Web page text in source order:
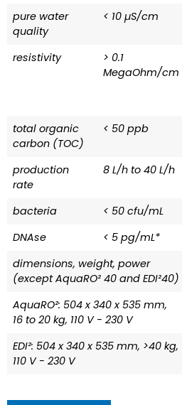
pure water
quality
< 10 µS/cm
resistivity
> 0.1
MegaOhm/cm
total organic
carbon (TOC)
< 50 ppb
production
rate
8 L/h to 40 L/h
bacteria < 50 cfu/mL
DNAse
< 5 pg/mL*
dimensions, weight, power
(except AquaRO² 40 and EDI²40)
AquaRO²: 504 x 340 x 535 mm,
16 to 20 kg, 110 V - 230 V
EDI²: 504 x 340 x 535 mm, >40 kg,
110 V - 230 V